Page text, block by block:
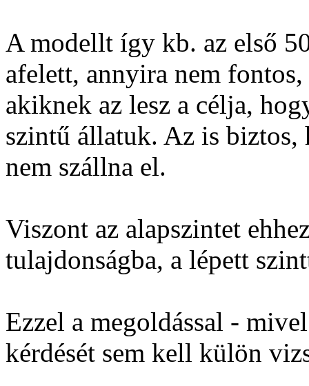
A modellt így kb. az első
afelett, annyira nem
akiknek az lesz a célja,
szintű állatuk. Az is biztos,
nem szállna el.
Viszont az alapszintet
tulajdonságba, a lépett
Ezzel a megoldással -
kérdését sem kell külön